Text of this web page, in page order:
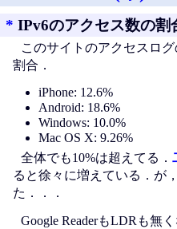
* IPv6のアクセス数の割
このサイトのアクセスロ
割合．
iPhone: 12.6%
Android: 18.6%
Windows: 10.0%
Mac OS X: 9.26%
全体でも10%は超えてる．
ると徐々に増えている．が
た．．．
Google ReaderもLDRも無